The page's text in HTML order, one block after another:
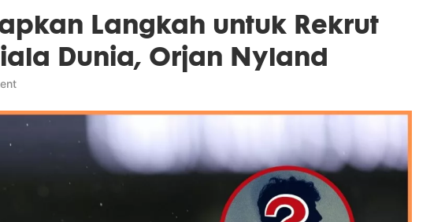
Langkah untuk Rekrut
Dunia, Orjan Nyland